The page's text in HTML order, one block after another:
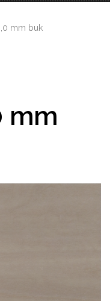
mm buk
mm